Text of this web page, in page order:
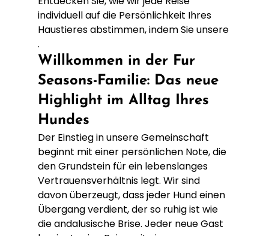
individuell auf die Persönlichkeit Ihres
Haustieres abstimmen, indem Sie unsere
.
Willkommen in der Fur
Seasons-Familie: Das neue
Highlight im Alltag Ihres
Hundes
Der Einstieg in unsere Gemeinschaft
beginnt mit einer persönlichen Note, die
den Grundstein für ein lebenslanges
Vertrauensverhältnis legt. Wir sind
davon überzeugt, dass jeder Hund einen
Übergang verdient, der so ruhig ist wie
die andalusische Brise. Jeder neue Gast